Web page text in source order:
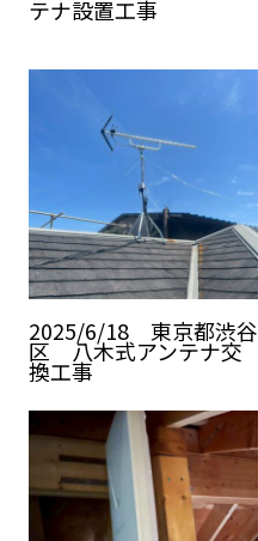
テナ設置工事
2025/6/18 東京都渋谷
区 八木式アンテナ交
換工事